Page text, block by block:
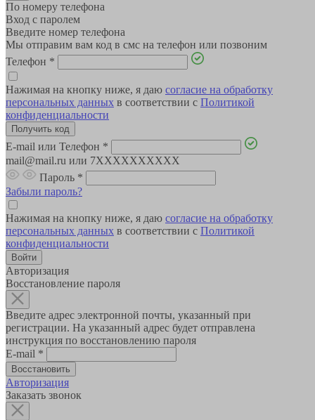
По номеру телефона
Вход с паролем
Введите номер телефона
Мы отправим вам код в смс на телефон или позвоним
Телефон *
Нажимая на кнопку ниже, я даю согласие на обработку
персональных данных в соответствии с Политикой
конфиденциальности
E-mail или Телефон *
mail@mail.ru или 7XXXXXXXXXX
Пароль *
Забыли пароль?
Нажимая на кнопку ниже, я даю согласие на обработку
персональных данных в соответствии с Политикой
конфиденциальности
Авторизация
Восстановление пароля
Введите адрес электронной почты, указанный при
регистрации. На указанный адрес будет отправлена
инструкция по восстановлению пароля
E-mail *
Авторизация
Заказать звонок